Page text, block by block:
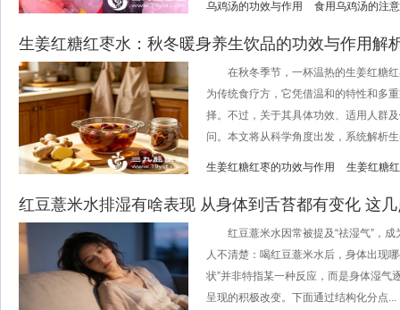
乌鸡汤的功效与作用 食用乌鸡汤的注
生姜红糖红枣水：秋冬暖身养生饮品的功效与作用解
在秋冬季节，一杯温热的生姜红糖红
为传统食疗方，它凭借温和的特性和多
择。不过，关于其具体功效、适用人群
问。本文将从科学角度出发，系统解析
生姜红糖红枣的功效与作用 生姜红糖
红豆薏米水排湿有啥表现 从身体到舌苔都有变化 这
红豆薏米水因常被提及“祛湿气”，成
人不清楚：喝红豆薏米水后，身体出现
状”并非特指某一种反应，而是身体湿气
呈现的积极改变。下面通过结构化分点...